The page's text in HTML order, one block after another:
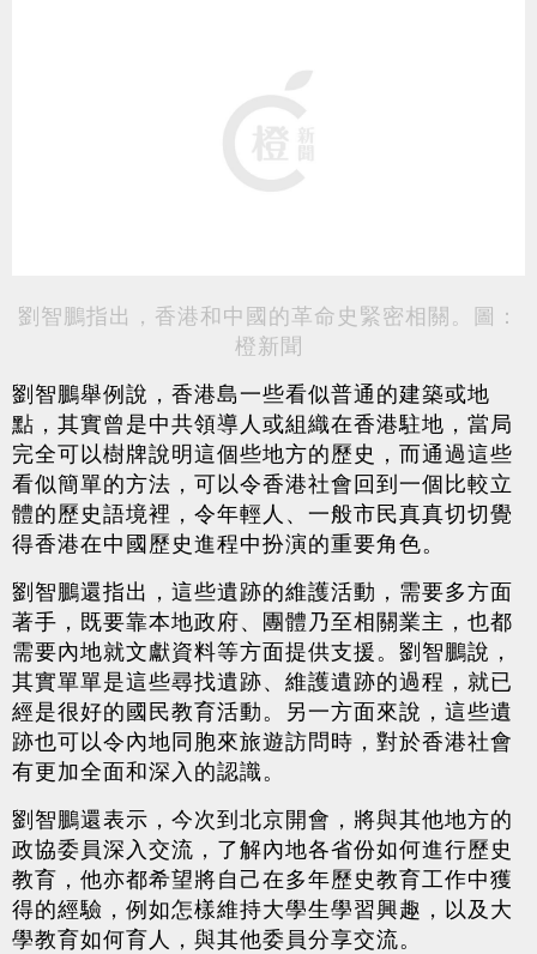
劉智鵬指出，香港和中國的革命史緊密相關。圖：
橙新聞
劉智鵬舉例說，香港島一些看似普通的建築或地
點，其實曾是中共領導人或組織在香港駐地，當局
完全可以樹牌說明這個些地方的歷史，而通過這些
看似簡單的方法，可以令香港社會回到一個比較立
體的歷史語境裡，令年輕人、一般市民真真切切覺
得香港在中國歷史進程中扮演的重要角色。
劉智鵬還指出，這些遺跡的維護活動，需要多方面
著手，既要靠本地政府、團體乃至相關業主，也都
需要內地就文獻資料等方面提供支援。劉智鵬說，
其實單單是這些尋找遺跡、維護遺跡的過程，就已
經是很好的國民教育活動。另一方面來說，這些遺
跡也可以令內地同胞來旅遊訪問時，對於香港社會
有更加全面和深入的認識。
劉智鵬還表示，今次到北京開會，將與其他地方的
政協委員深入交流，了解內地各省份如何進行歷史
教育，他亦都希望將自己在多年歷史教育工作中獲
得的經驗，例如怎樣維持大學生學習興趣，以及大
學教育如何育人，與其他委員分享交流。